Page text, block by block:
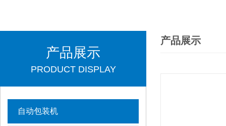
产品展示
PRODUCT DISPLAY
自动包装机
产品展示